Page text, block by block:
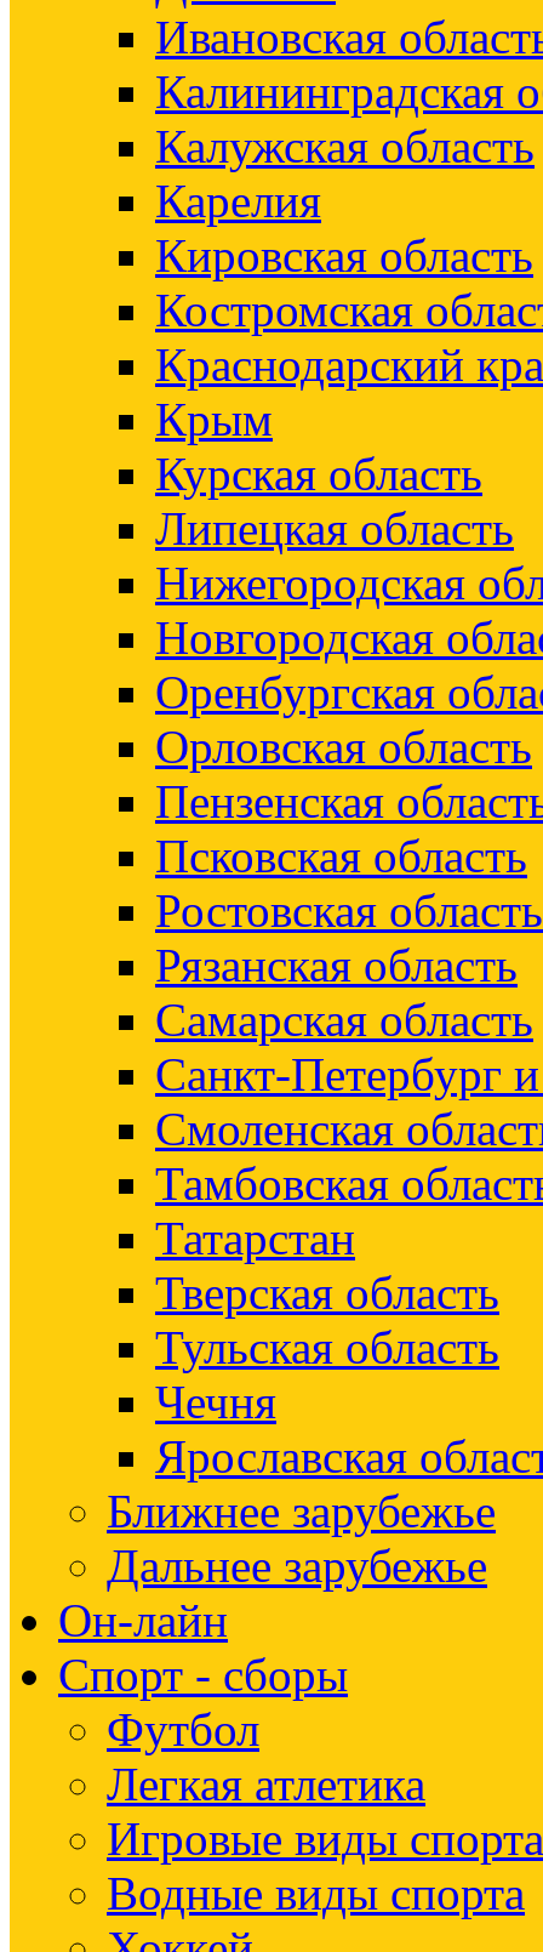
Ивановская
Калининградская
Калужская область
Карелия
Кировская область
Костромская
Краснодарский
Крым
Курская область
Липецкая область
Нижегородская
Новгородская
Оренбургская
Орловская область
Пензенская
Псковская область
Ростовская область
Рязанская область
Самарская область
Санкт-Петербург
Смоленская
Тамбовская
Татарстан
Тверская область
Тульская область
Чечня
Ярославская
Ближнее зарубежье
Дальнее зарубежье
Он-лайн
Спорт - сборы
Футбол
Легкая атлетика
Игровые виды спорта
Водные виды спорта